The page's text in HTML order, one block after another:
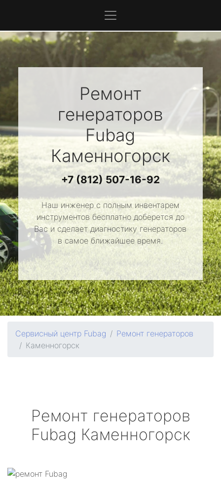
Ремонт
генераторов
Fubag
Каменногорск
+7 (812) 507-16-92
Наш инженер с полным инвентарем
инструментов бесплатно доберется до
Вас и сделает диагностику генераторов
в самое ближайшее время.
Сервисный центр Fubag
Ремонт генераторов
Каменногорск
Ремонт генераторов
Fubag Каменногорск